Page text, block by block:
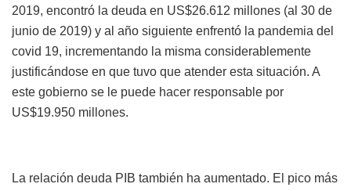
2019, encontró la deuda en US$26.612 millones (al 30 de
junio de 2019) y al año siguiente enfrentó la pandemia del
covid 19, incrementando la misma considerablemente
justificándose en que tuvo que atender esta situación. A
este gobierno se le puede hacer responsable por
US$19.950 millones.
La relación deuda PIB también ha aumentado. El pico más